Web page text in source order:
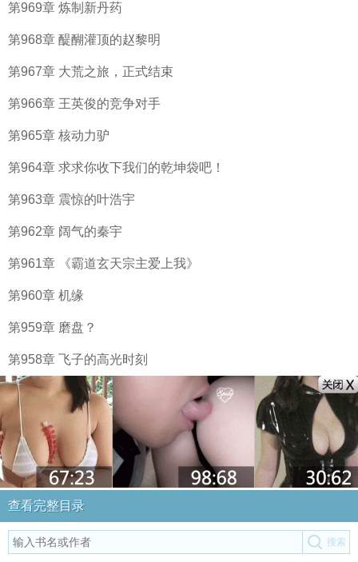
第969章 炼制新丹药
第968章 醍醐灌顶的赵黎明
第967章 大荒之旅，正式结束
第966章 王英俊的竞争对手
第965章 核动力驴
第964章 求求你收下我们的乾坤袋吧！
第963章 震惊的叶浩宇
第962章 阔气的秦宇
第961章 《霸道玄天宗主爱上我》
第960章 机缘
第959章 磨盘？
第958章 飞子的高光时刻
查看完整目录